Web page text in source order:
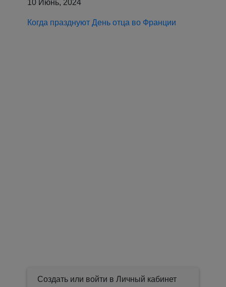
10 Июнь, 2024
Когда празднуют День отца во Франции
Создать или войти в Личный кабинет